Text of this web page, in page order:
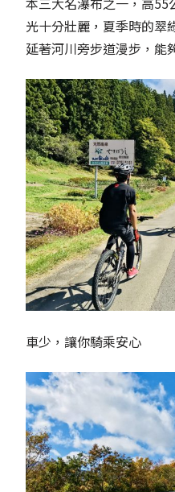
光十分壯麗，夏季時的翠
延著河川旁步道漫步，能
車少，讓你騎乘安心